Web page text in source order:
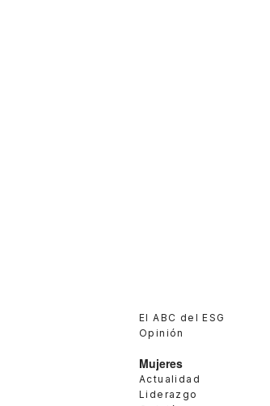
El ABC del ESG
Opinión
Mujeres
Actualidad
Liderazgo